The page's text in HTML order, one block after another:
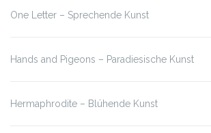
One Letter – Sprechende Kunst
Hands and Pigeons – Paradiesische Kunst
Hermaphrodite – Blühende Kunst